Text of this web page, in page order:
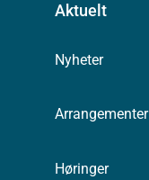
Aktuelt
Nyheter
Arrangementer
Høringer